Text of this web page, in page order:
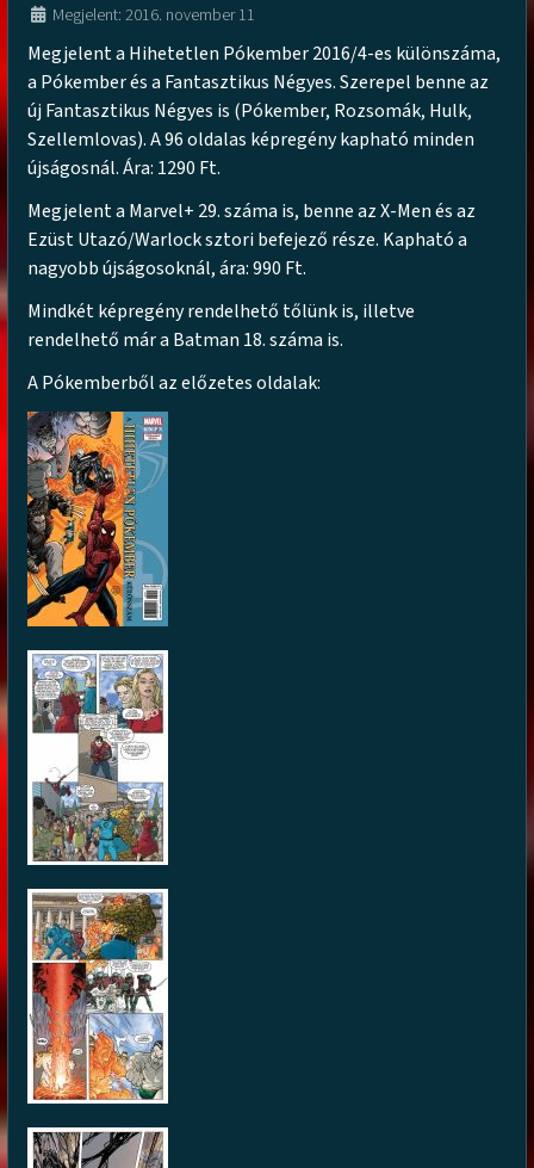
Megjelent: 2016. november 11
Megjelent a Hihetetlen Pókember 2016/4-es különszáma,
a Pókember és a Fantasztikus Négyes. Szerepel benne az
új Fantasztikus Négyes is (Pókember, Rozsomák, Hulk,
Szellemlovas). A 96 oldalas képregény kapható minden
újságosnál. Ára: 1290 Ft.
Megjelent a Marvel+ 29. száma is, benne az X-Men és az
Ezüst Utazó/Warlock sztori befejező része. Kapható a
nagyobb újságosoknál, ára: 990 Ft.
Mindkét képregény rendelhető tőlünk is, illetve
rendelhető már a Batman 18. száma is.
A Pókemberből az előzetes oldalak: